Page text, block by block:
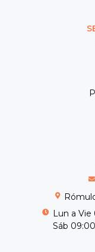
Lun a Vie
Sáb 09:00